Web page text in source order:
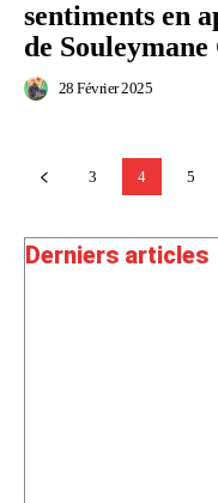
sentiments en
de Souleymane
28 Février 2025
3 4 5
Derniers articles